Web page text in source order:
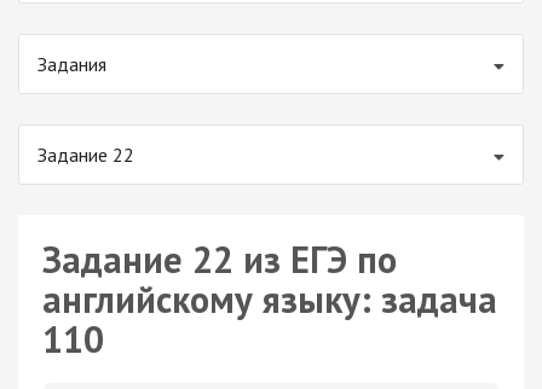
Задания
Задание 22
Задание 22 из ЕГЭ по
английскому языку: задача
110